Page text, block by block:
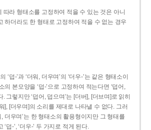
따라 형태소를 고정하여 적을 수 있는 것은 아니
하더라도 한 형태로 고정하여 적을 수 없는 경우
‘덥-­’과 ‘더워, 더우며’의 ‘더우-­’는 같은 형태소이
의 본모양을 ‘덥-­’으로 고정하여 적는다면 ‘덥어,
. 그렇지만 ‘덥어, 덥으며’는 [더버], [더브며]로 읽히
], [더우며]의 소리를 제대로 나타낼 수 없다. 그러
, 더우며’는 한 형태소의 활용형이지만 그 형태를
덥-’, ‘더우-’ 두 가지로 적게 된다.